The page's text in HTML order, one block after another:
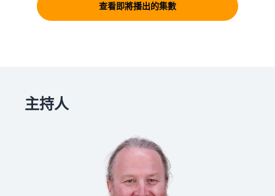
查看即將播出的集數
主持人